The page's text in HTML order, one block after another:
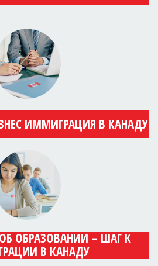
ИММИГРАЦИЯ В КАНАДУ
ОБРАЗОВАНИИ – ШАГ К
В КАНАДУ